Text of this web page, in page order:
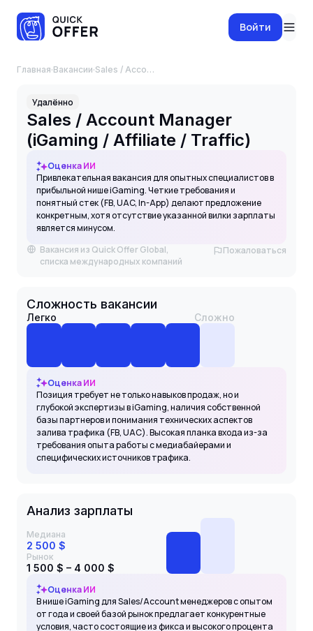
Войти
Главная·Вакансии· Sales / Account Manager (iGaming / Affiliate / Traffic)
Удалённо
Sales / Account Manager
(iGaming / Affiliate / Traffic)
Оценка ИИ
Привлекательная вакансия для опытных специалистов в
прибыльной нише iGaming. Четкие требования и
понятный стек (FB, UAC, In-App) делают предложение
конкретным, хотя отсутствие указанной вилки зарплаты
является минусом.
Вакансия из Quick Offer Global,
списка международных компаний
Пожаловаться
Сложность вакансии
Легко Сложно
Оценка ИИ
Позиция требует не только навыков продаж, но и
глубокой экспертизы в iGaming, наличия собственной
базы партнеров и понимания технических аспектов
залива трафика (FB, UAC). Высокая планка входа из-за
требования опыта работы с медиабайерами и
специфических источников трафика.
Анализ зарплаты
Медиана
2 500 $
Рынок
1 500 $ – 4 000 $
Оценка ИИ
В нише iGaming для Sales/Account менеджеров с опытом
от года и своей базой рынок предлагает конкурентные
условия, часто состоящие из фикса и высокого процента